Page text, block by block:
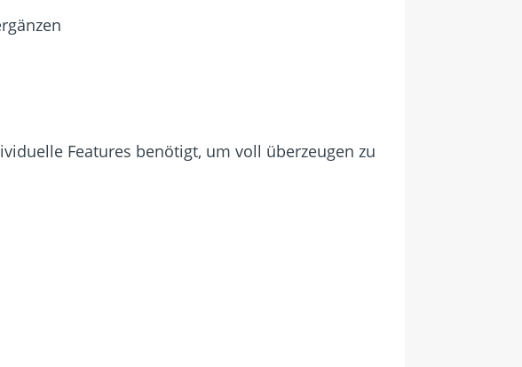
Features benötigt, um voll überzeugen zu